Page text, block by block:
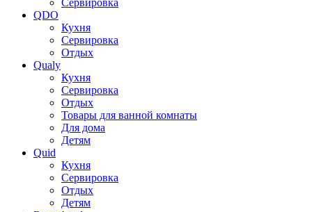
Сервировка
QDO
Кухня
Сервировка
Отдых
Qualy
Кухня
Сервировка
Отдых
Товары для ванной комнаты
Для дома
Детям
Quid
Кухня
Сервировка
Отдых
Детям